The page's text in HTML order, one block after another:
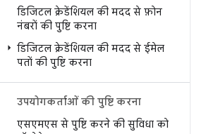
डिजिटल क्रेडेंशियल की मदद से फ़ोन
नंबरों की पुष्टि करना
डिजिटल क्रेडेंशियल की मदद से ईमेल
पतों की पुष्टि करना
उपयोगकर्ताओं की पुष्टि करना
एसएमएस से पुष्टि करने की सुविधा को